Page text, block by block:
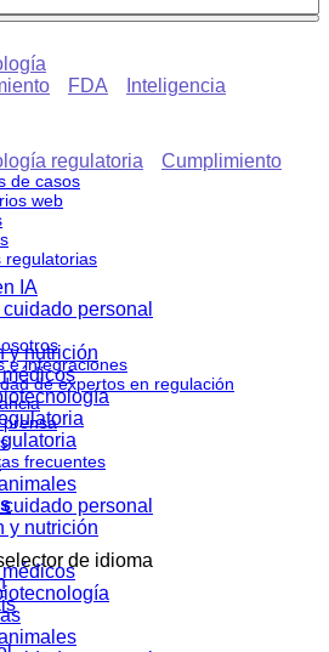
de casos
web
regulatorias
e integraciones
de expertos en regulación
prensa
frecuentes
FDA
Inteligencia
regulatoria
Cumplimiento
IA
personal
y nutrición
personal
y nutrición